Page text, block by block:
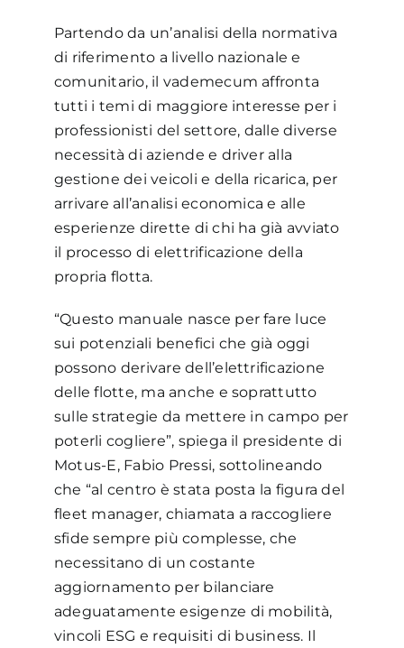
Partendo da un’analisi della normativa
di riferimento a livello nazionale e
comunitario, il vademecum affronta
tutti i temi di maggiore interesse per i
professionisti del settore, dalle diverse
necessità di aziende e driver alla
gestione dei veicoli e della ricarica, per
arrivare all’analisi economica e alle
esperienze dirette di chi ha già avviato
il processo di elettrificazione della
propria flotta.
“Questo manuale nasce per fare luce
sui potenziali benefici che già oggi
possono derivare dell’elettrificazione
delle flotte, ma anche e soprattutto
sulle strategie da mettere in campo per
poterli cogliere”, spiega il presidente di
Motus-E, Fabio Pressi, sottolineando
che “al centro è stata posta la figura del
fleet manager, chiamata a raccogliere
sfide sempre più complesse, che
necessitano di un costante
aggiornamento per bilanciare
adeguatamente esigenze di mobilità,
vincoli ESG e requisiti di business. Il